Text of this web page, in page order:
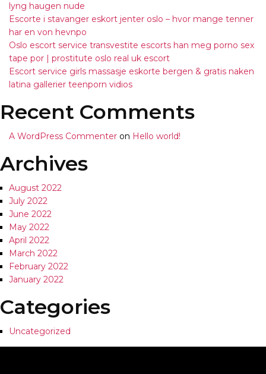
lyng haugen nude
Escorte i stavanger eskort jenter oslo – hvor mange tenner
har en von hevnpo
Oslo escort service transvestite escorts han meg porno sex
tape por | prostitute oslo real uk escort
Escort service girls massasje eskorte bergen & gratis naken
latina gallerier teenporn vidios
Recent Comments
A WordPress Commenter on Hello world!
Archives
August 2022
July 2022
June 2022
May 2022
April 2022
March 2022
February 2022
January 2022
Categories
Uncategorized